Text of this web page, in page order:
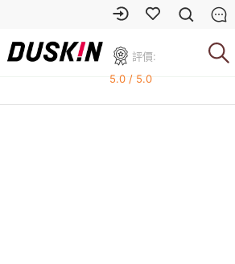
評價:
5.0 / 5.0